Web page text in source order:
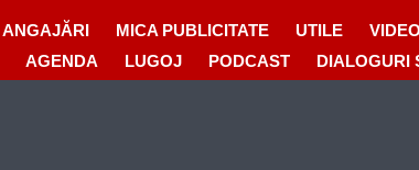
ANGAJĂRI MICA PUBLICITATE UTILE VIDEO
AGENDA LUGOJ PODCAST DIALOGURI